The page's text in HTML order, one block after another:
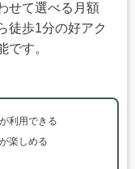
せて選べる月額
徒歩1分の好アク
です。
利用できる
楽しめる